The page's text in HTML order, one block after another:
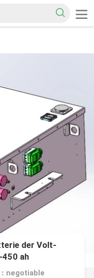
der Volt-
ah
negotiable